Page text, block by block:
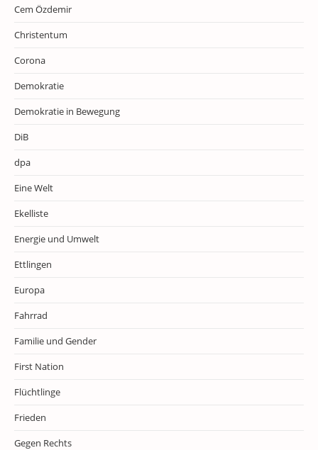
Cem Özdemir
Christentum
Corona
Demokratie
Demokratie in Bewegung
DiB
dpa
Eine Welt
Ekelliste
Energie und Umwelt
Ettlingen
Europa
Fahrrad
Familie und Gender
First Nation
Flüchtlinge
Frieden
Gegen Rechts